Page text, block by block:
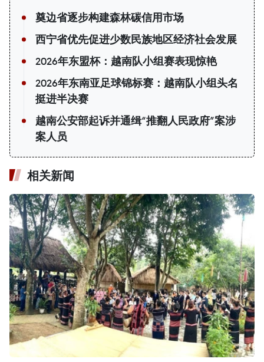
奠边省逐步构建森林碳信用市场
西宁省优先促进少数民族地区经济社会发展
2026年东盟杯：越南队小组赛表现惊艳
2026年东南亚足球锦标赛：越南队小组头名
挺进半决赛
越南公安部起诉并通缉“推翻人民政府”案涉
案人员
相关新闻